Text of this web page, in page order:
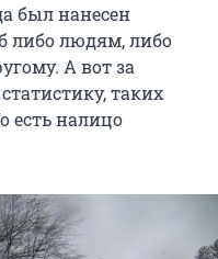
был нанесен
либо людям, либо
А вот за
таких
есть налицо